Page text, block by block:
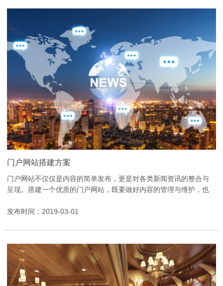
门户网站搭建方案
门户网站不仅仅是内容的简单发布，更是对各类新闻资讯的整合与
呈现。搭建一个优质的门户网站，既要做好内容的管理与维护，也
发布时间：2019-03-01